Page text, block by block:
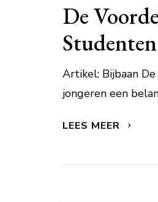
De
Studenten
Artikel: Bijbaan
jongeren een
LEES MEER